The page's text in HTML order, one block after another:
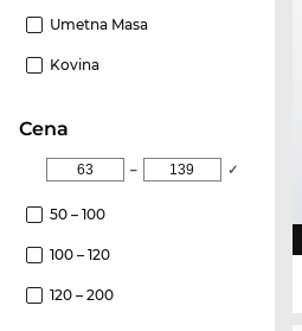
Umetna Masa
Kovina
Cena
– ✓
50 – 100
100 – 120
120 – 200